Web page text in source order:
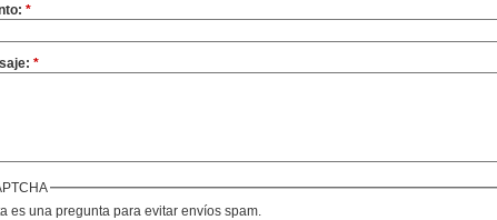
*
*
es una pregunta para evitar envíos spam.